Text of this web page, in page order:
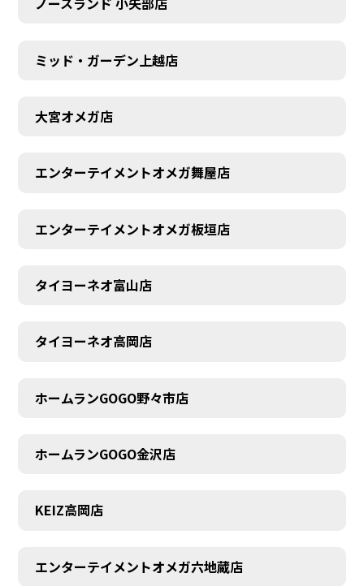
ミッド・ガーデン上越店
大宮オメガ店
エンターテイメントオメガ舞屋店
エンターテイメントオメガ板垣店
タイヨーネオ富山店
タイヨーネオ高岡店
ホームランGOGO野々市店
ホームランGOGO金沢店
KEIZ高岡店
エンターテイメントオメガ六地蔵店